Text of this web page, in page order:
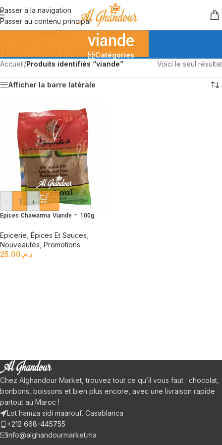
Passer à la navigation
Passer au contenu principal
viande
Catégories
Accueil/Produits identifiés “viande” Voici le seul résultat
Afficher la barre latérale
- +
Epices Chawarma Viande – 100g
Epicerie Épices Et Sauces
Nouveautés Promotions
د.م.25.00
Chez Alghandour Market, trouvez tout ce qu’il vous faut : chocolat,
bonbons, boissons et bien plus encore, avec une livraison rapide
partout au Maroc !
Lot hamza sidi maarouf, Casablanca
+212 668-445755
info@alghandourmarket.ma